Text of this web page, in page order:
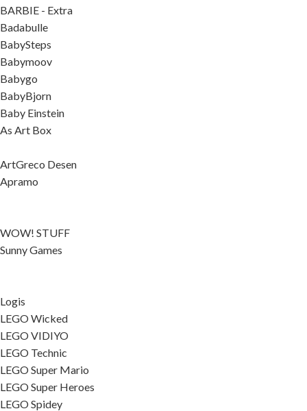
BARBIE - Extra
Badabulle
BabySteps
Babymoov
Babygo
BabyBjorn
Baby Einstein
As Art Box
ArtGreco Desen
Apramo
WOW! STUFF
Sunny Games
Logis
LEGO Wicked
LEGO VIDIYO
LEGO Technic
LEGO Super Mario
LEGO Super Heroes
LEGO Spidey